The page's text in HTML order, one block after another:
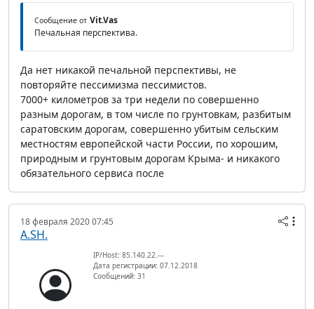
Сообщение от Vit.Vas
Печальная перспектива.
Да нет никакой печальной перспективы, не
повторяйте пессимизма пессимистов.
7000+ километров за три недели по совершенно
разным дорогам, в том числе по грунтовкам, разбитым
саратовским дорогам, совершенно убитым сельским
местностям европейской части России, по хорошим,
природным и грунтовым дорогам Крыма- и никакого
обязательного сервиса после
18 февраля 2020 07:45
A.SH.
IP/Host: 85.140.22.---
Дата регистрации: 07.12.2018
Сообщений: 31